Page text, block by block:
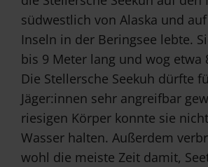
südwestlich von Alaska und
Inseln in der Beringsee lebte.
bis 9 Meter lang und wog etwa
Die Stellersche Seekuh dürfte
Jäger:innen sehr angreifbar
riesigen Körper konnte sie
Wasser halten. Außerdem
wohl die meiste Zeit damit,